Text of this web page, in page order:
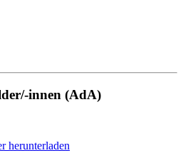
innen (AdA)
herunterladen